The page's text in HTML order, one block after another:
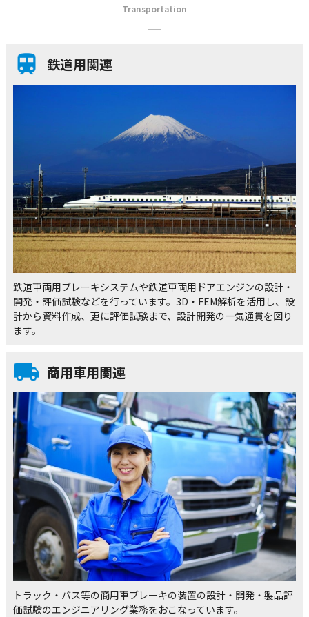
Transportation
鉄道用関連
鉄道車両用ブレーキシステムや鉄道車両用ドアエンジンの設計・
開発・評価試験などを行っています。3D・FEM解析を活用し、設
計から資料作成、更に評価試験まで、設計開発の一気通貫を図り
ます。
商用車用関連
トラック・バス等の商用車ブレーキの装置の設計・開発・製品評
価試験のエンジニアリング業務をおこなっています。